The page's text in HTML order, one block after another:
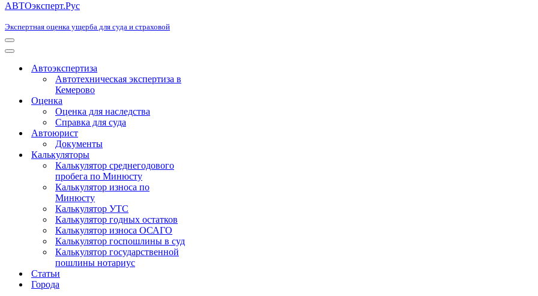
АВТОэксперт.Рус
Экспертная оценка ущерба для суда и страховой
Меню
навигации
Меню
навигацииАвтоэкспертиза
Автотехническая экспертиза в
Кемерово
Оценка
Оценка для наследства
Справка для суда
Автоюрист
Документы
Калькуляторы
Калькулятор среднегодового
пробега по Минюсту
Калькулятор износа по
Минюсту
Калькулятор УТС
Калькулятор годных остатков
Калькулятор износа ОСАГО
Калькулятор госпошлины в суд
Калькулятор государственной
пошлины нотариус
Статьи
Города